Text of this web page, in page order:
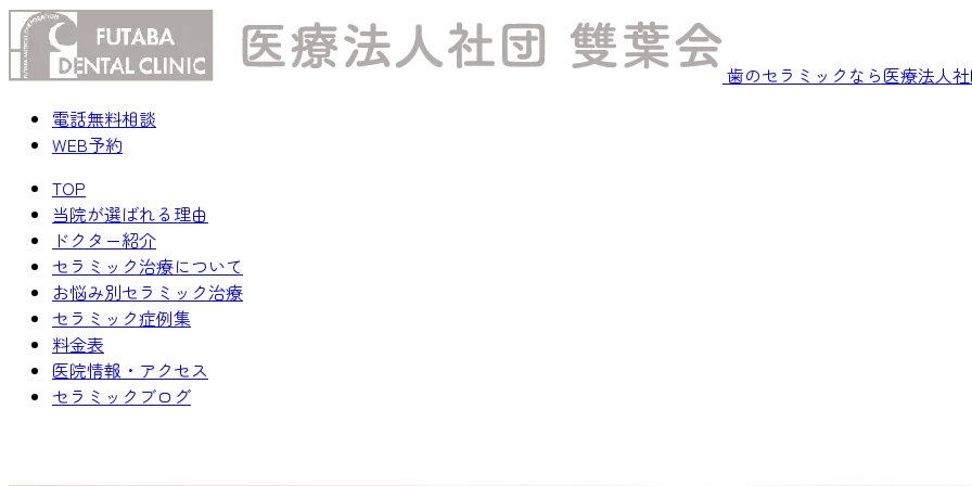
歯のセラミックなら医療法人
電話無料相談
WEB予約
TOP
当院が選ばれる理由
ドクター紹介
セラミック治療について
お悩み別セラミック治療
セラミック症例集
料金表
医院情報・アクセス
セラミックブログ